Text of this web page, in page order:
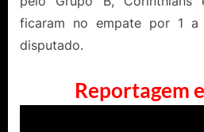
ficaram no empate por 1 a
disputado.
Reportagem